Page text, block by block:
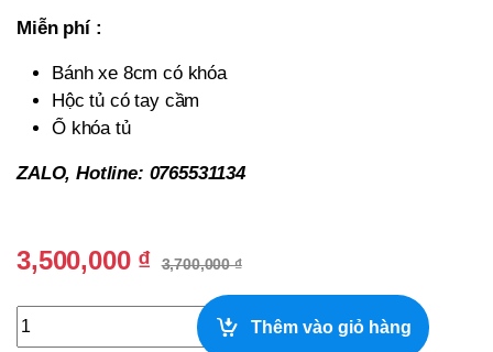
Miễn phí :
Bánh xe 8cm có khóa
Hộc tủ có tay cầm
Ổ khóa tủ
ZALO, Hotline: 0765531134
3,500,000 ₫ 3,700,000₫
Xe Gỗ Bán Cà Phê Màu Xám Phối Đen 1m quantity
Thêm vào giỏ hàng